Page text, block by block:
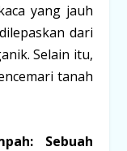
yang jauh
dari
Selain itu,
tanah
Sebuah